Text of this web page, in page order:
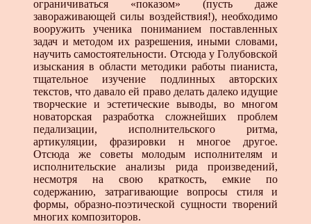
ограничиваться «показом» (пусть даже
завораживающей силы воздействия!), необходимо
вооружить ученика пониманием поставленных
задач и методом их разрешения, иными словами,
научить самостоятельности. Отсюда у Голубовской
изыскания в области методики работы пианиста,
тщательное изучение подлинных авторских
текстов, что давало ей право делать далеко идущие
творческие и эстетические выводы, во многом
новаторская разработка сложнейших проблем
педализации, исполнительского ритма,
артикуляции, фразировки н многое другое.
Отсюда же советы молодым исполнителям и
исполнительские анализы рида произведений,
несмотря на свою краткость, емкие по
содержанию, затрагивающие вопросы стиля и
формы, образно-поэтической сущности творений
многих композиторов.